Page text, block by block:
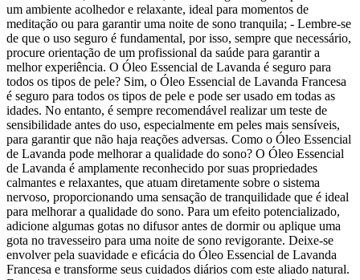
um ambiente acolhedor e relaxante, ideal para momentos de
meditação ou para garantir uma noite de sono tranquila; - Lembre-se
de que o uso seguro é fundamental, por isso, sempre que necessário,
procure orientação de um profissional da saúde para garantir a
melhor experiência. O Óleo Essencial de Lavanda é seguro para
todos os tipos de pele? Sim, o Óleo Essencial de Lavanda Francesa
é seguro para todos os tipos de pele e pode ser usado em todas as
idades. No entanto, é sempre recomendável realizar um teste de
sensibilidade antes do uso, especialmente em peles mais sensíveis,
para garantir que não haja reações adversas. Como o Óleo Essencial
de Lavanda pode melhorar a qualidade do sono? O Óleo Essencial
de Lavanda é amplamente reconhecido por suas propriedades
calmantes e relaxantes, que atuam diretamente sobre o sistema
nervoso, proporcionando uma sensação de tranquilidade que é ideal
para melhorar a qualidade do sono. Para um efeito potencializado,
adicione algumas gotas no difusor antes de dormir ou aplique uma
gota no travesseiro para uma noite de sono revigorante. Deixe-se
envolver pela suavidade e eficácia do Óleo Essencial de Lavanda
Francesa e transforme seus cuidados diários com este aliado natural.